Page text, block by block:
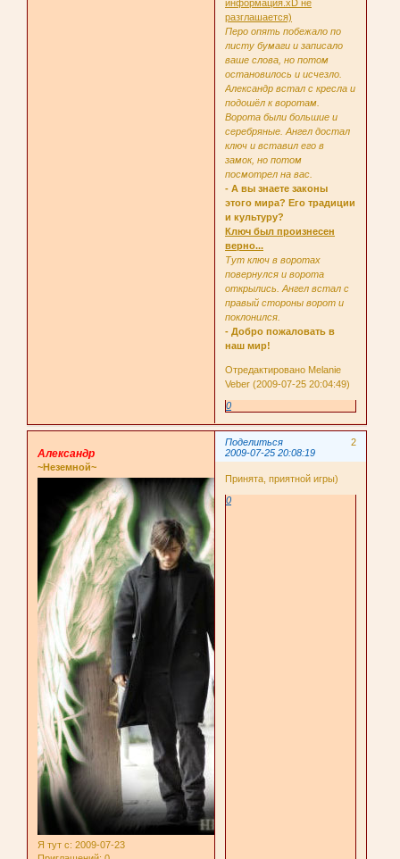
информация.xD не
разглашается)
Перо опять побежало по
листу бумаги и записало
ваше слова, но потом
остановилось и исчезло.
Александр встал с кресла и
подошёл к воротам.
Ворота были большие и
серебряные. Ангел достал
ключ и вставил его в
замок, но потом
посмотрел на вас.
- А вы знаете законы
этого мира? Его традиции
и культуру?
Ключ был произнесен
верно...
Тут ключ в воротах
повернулся и ворота
открылись. Ангел встал с
правый стороны ворот и
поклонился.
- Добро пожаловать в
наш мир!
Отредактировано Melanie
Veber (2009-07-25 20:04:49)
0
Поделиться
2
2009-07-25 20:08:19
Александр
~Неземной~
Я тут с: 2009-07-23
Принята, приятной игры)
0